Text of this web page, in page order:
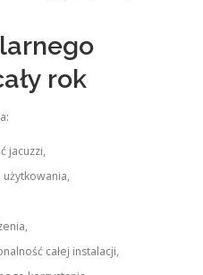
rok
jacuzzi,
całej instalacji,